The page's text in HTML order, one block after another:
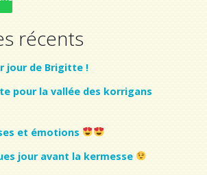
récents
jour de Brigitte !
pour la vallée des korrigans
et émotions
jour avant la kermesse